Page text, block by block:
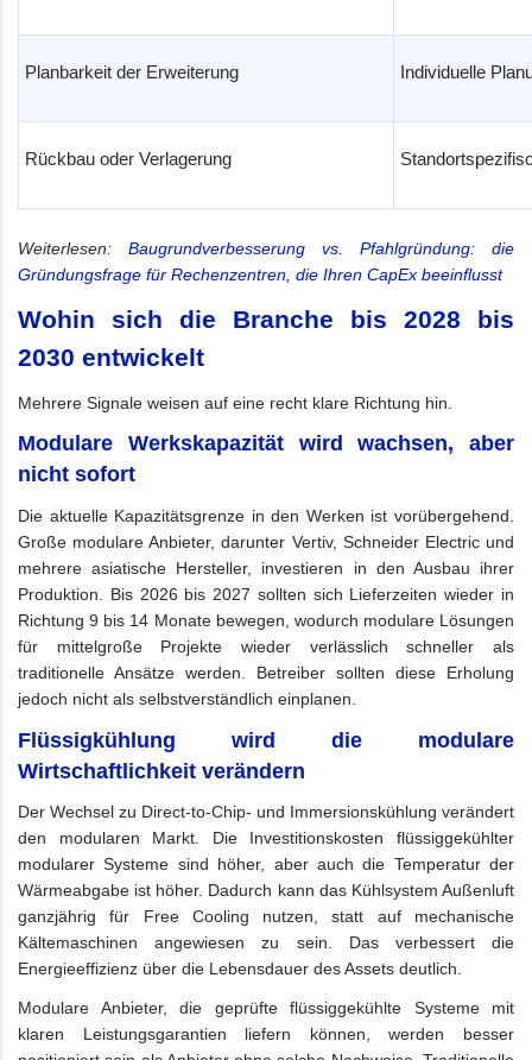
Planbarkeit der Erweiterung Individuelle
Rückbau oder Verlagerung
Weiterlesen: Baugrundverbesserung vs. Pfahlgründung: die
Gründungsfrage für Rechenzentren, die Ihren CapEx beeinflusst
Wohin sich die Branche bis 2028 bis
2030 entwickelt
Mehrere Signale weisen auf eine recht klare Richtung hin.
Modulare Werkskapazität wird wachsen, aber
nicht sofort
Die aktuelle Kapazitätsgrenze in den Werken ist vorübergehend.
Große modulare Anbieter, darunter Vertiv, Schneider Electric und
mehrere asiatische Hersteller, investieren in den Ausbau ihrer
Produktion. Bis 2026 bis 2027 sollten sich Lieferzeiten wieder in
Richtung 9 bis 14 Monate bewegen, wodurch modulare Lösungen
für mittelgroße Projekte wieder verlässlich schneller als
traditionelle Ansätze werden. Betreiber sollten diese Erholung
jedoch nicht als selbstverständlich einplanen.
Flüssigkühlung wird die modulare
Wirtschaftlichkeit verändern
Der Wechsel zu Direct-to-Chip- und Immersionskühlung verändert
den modularen Markt. Die Investitionskosten flüssiggekühlter
modularer Systeme sind höher, aber auch die Temperatur der
Wärmeabgabe ist höher. Dadurch kann das Kühlsystem Außenluft
ganzjährig für Free Cooling nutzen, statt auf mechanische
Kältemaschinen angewiesen zu sein. Das verbessert die
Energieeffizienz über die Lebensdauer des Assets deutlich.
Modulare Anbieter, die geprüfte flüssiggekühlte Systeme mit
klaren Leistungsgarantien liefern können, werden besser